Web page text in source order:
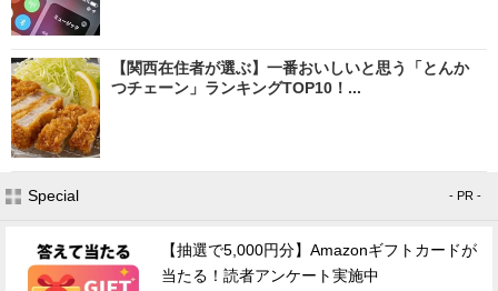
【関西在住者が選ぶ】一番おいしいと思う「とんか
つチェーン」ランキングTOP10！...
Special - PR -
【抽選で5,000円分】Amazonギフトカードが
当たる！読者アンケート実施中